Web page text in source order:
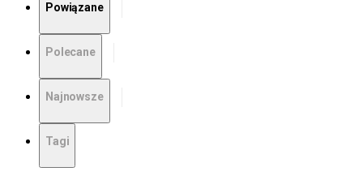
Powiązane
Polecane
Najnowsze
Tagi